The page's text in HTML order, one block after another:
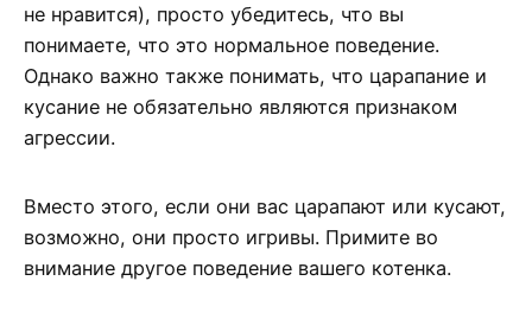
не нравится), просто убедитесь, что вы
понимаете, что это нормальное поведение.
Однако важно также понимать, что царапание и
кусание не обязательно являются признаком
агрессии.
Вместо этого, если они вас царапают или кусают,
возможно, они просто игривы. Примите во
внимание другое поведение вашего котенка.